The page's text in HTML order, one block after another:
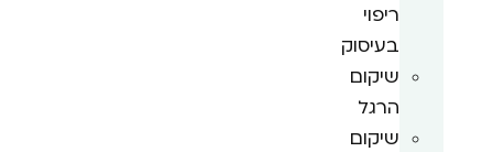
ריפוי
בעיסוק
שיקום
הרגל
שיקום